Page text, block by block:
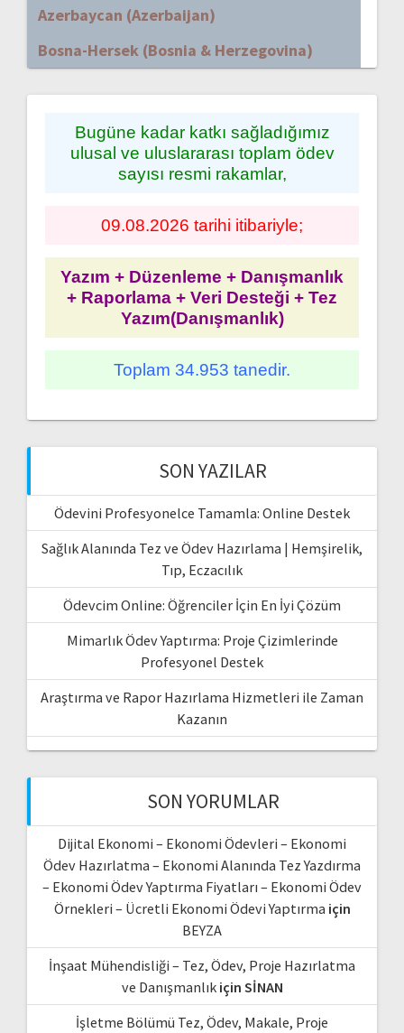
Azerbaycan (Azerbaijan)
Bosna-Hersek (Bosnia & Herzegovina)
Bugüne kadar katkı sağladığımız
ulusal ve uluslararası toplam ödev
sayısı resmi rakamlar,
09.08.2026 tarihi itibariyle;
Yazım + Düzenleme + Danışmanlık
+ Raporlama + Veri Desteği + Tez
Yazım(Danışmanlık)
Toplam 34.953 tanedir.
SON YAZILAR
Ödevini Profesyonelce Tamamla: Online Destek
Sağlık Alanında Tez ve Ödev Hazırlama | Hemşirelik,
Tıp, Eczacılık
Ödevcim Online: Öğrenciler İçin En İyi Çözüm
Mimarlık Ödev Yaptırma: Proje Çizimlerinde
Profesyonel Destek
Araştırma ve Rapor Hazırlama Hizmetleri ile Zaman
Kazanın
SON YORUMLAR
Dijital Ekonomi – Ekonomi Ödevleri – Ekonomi
Ödev Hazırlatma – Ekonomi Alanında Tez Yazdırma
– Ekonomi Ödev Yaptırma Fiyatları – Ekonomi Ödev
Örnekleri – Ücretli Ekonomi Ödevi Yaptırma için
BEYZA
İnşaat Mühendisliği – Tez, Ödev, Proje Hazırlatma
ve Danışmanlıkiçin SİNAN
İşletme Bölümü Tez, Ödev, Makale, Proje